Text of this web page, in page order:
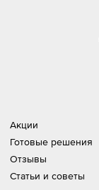
Акции
Готовые решения
Отзывы
Статьи и советы